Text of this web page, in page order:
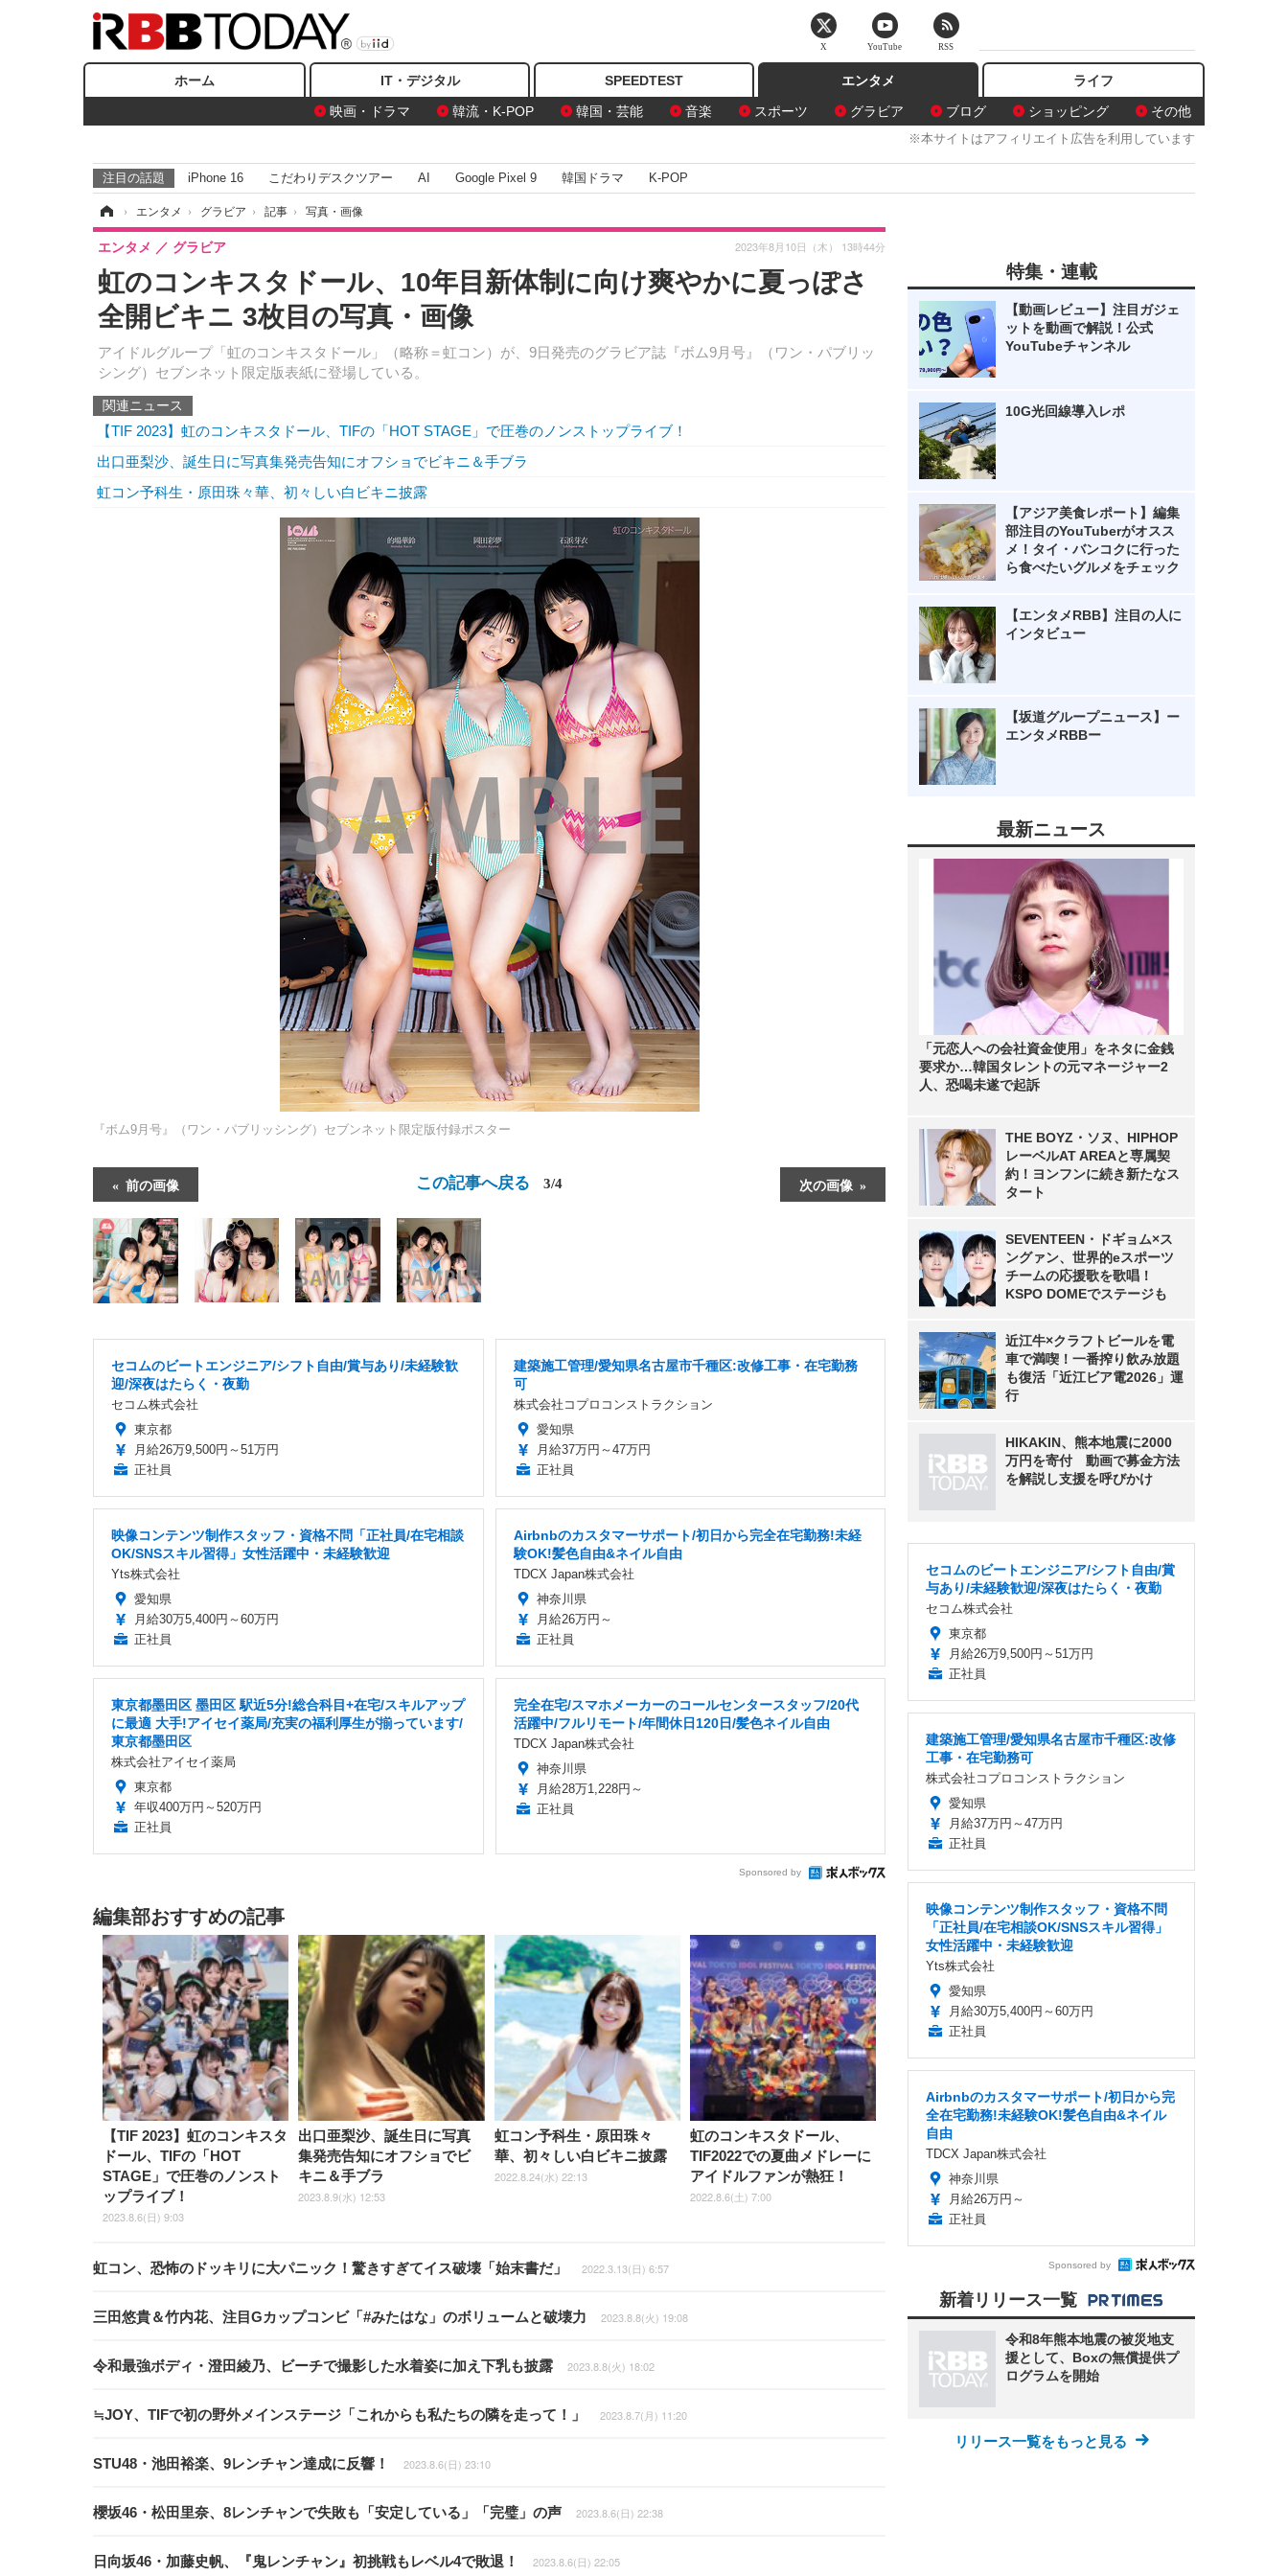
ホーム IT・デジタル SPEEDTEST
エンタメ
映画・ドラマ
韓流・K-POP 韓国・芸能 音楽 スポーツ グラビア ブログ ショッピング その他
ライフ
※本サイトはアフィリエイト広告を利用しています
注目の話題 iPhone 16 こだわりデスクツアー AI Google Pixel 9 韓国ドラマ K-POP
› エンタメ › グラビア › 記事 › 写真・画像
虹のコンキスタドール、10年目新体制に向け爽やかに夏っぽさ
全開ビキニ 3枚目の写真・画像
アイドルグループ「虹のコンキスタドール」（略称＝虹コン）が、9日発売のグラビア誌『ボム9月号』（ワン・パブリッ
シング）セブンネット限定版表紙に登場している。
エンタメ グラビア 2023年8月10日（木） 13時44分
関連ニュース
【TIF 2023】虹のコンキスタドール、TIFの「HOT STAGE」で圧巻のノンストップライブ！
出口亜梨沙、誕生日に写真集発売告知にオフショでビキニ＆手ブラ
虹コン予科生・原田珠々華、初々しい白ビキニ披露
『ボム9月号』（ワン・パブリッシング）セブンネット限定版付録ポスター
前の画像 次の画像
この記事へ戻る 3/4
セコムのビートエンジニア/シフト自由/賞与あり/未経験歓
迎/深夜はたらく・夜勤
セコム株式会社
東京都
月給26万9,500円～51万円
正社員
建築施工管理/愛知県名古屋市千種区:改修工事・在宅勤務
可
株式会社コプロコンストラクション
愛知県
月給37万円～47万円
正社員
映像コンテンツ制作スタッフ・資格不問「正社員/在宅相談
OK/SNSスキル習得」女性活躍中・未経験歓迎
Yts株式会社
愛知県
月給30万5,400円～60万円
正社員
Airbnbのカスタマーサポート/初日から完全在宅勤務!未経
験OK!髪色自由&ネイル自由
TDCX Japan株式会社
神奈川県
月給26万円～
正社員
東京都墨田区 墨田区 駅近5分!総合科目+在宅/スキルアップ
に最適 大手!アイセイ薬局/充実の福利厚生が揃っています/
東京都墨田区
株式会社アイセイ薬局
東京都
年収400万円～520万円
正社員
完全在宅/スマホメーカーのコールセンタースタッフ/20代
活躍中/フルリモート/年間休日120日/髪色ネイル自由
TDCX Japan株式会社
神奈川県
月給28万1,228円～
正社員
Sponsored by
編集部おすすめの記事
【TIF 2023】虹のコンキスタ
ドール、TIFの「HOT
STAGE」で圧巻のノンスト
ップライブ！
2023.8.6(日) 9:03
出口亜梨沙、誕生日に写真
集発売告知にオフショでビ
キニ＆手ブラ
2023.8.9(水) 12:53
虹コン予科生・原田珠々
華、初々しい白ビキニ披露
2022.8.24(水) 22:13
虹のコンキスタドール、
TIF2022での夏曲メドレーに
アイドルファンが熱狂！
2022.8.6(土) 7:00
虹コン、恐怖のドッキリに大パニック！驚きすぎてイス破壊「始末書だ」 2022.3.13(日) 6:57
三田悠貴＆竹内花、注目Gカップコンビ「#みたはな」のボリュームと破壊力 2023.8.8(火) 19:08
令和最強ボディ・澄田綾乃、ビーチで撮影した水着姿に加え下乳も披露 2023.8.8(火) 18:02
≒JOY、TIFで初の野外メインステージ「これからも私たちの隣を走って！」 2023.8.7(月) 11:20
STU48・池田裕楽、9レンチャン達成に反響！ 2023.8.6(日) 23:10
櫻坂46・松田里奈、8レンチャンで失敗も「安定している」「完璧」の声 2023.8.6(日) 22:38
日向坂46・加藤史帆、『鬼レンチャン』初挑戦もレベル4で敗退！ 2023.8.6(日) 22:05
特集・連載
【動画レビュー】注目ガジェ
ットを動画で解説！公式
YouTubeチャンネル
10G光回線導入レポ
【アジア美食レポート】編集
部注目のYouTuberがオスス
メ！タイ・バンコクに行った
ら食べたいグルメをチェック
【エンタメRBB】注目の人に
インタビュー
【坂道グループニュース】ー
エンタメRBBー
最新ニュース
「元恋人への会社資金使用」をネタに金銭
要求か…韓国タレントの元マネージャー2
人、恐喝未遂で起訴
THE BOYZ・ソヌ、HIPHOP
レーベルAT AREAと専属契
約！ヨンフンに続き新たなス
タート
SEVENTEEN・ドギョム×ス
ングァン、世界的eスポーツ
チームの応援歌を歌唱！
KSPO DOMEでステージも
近江牛×クラフトビールを電
車で満喫！一番搾り飲み放題
も復活「近江ビア電2026」運
行
HIKAKIN、熊本地震に2000
万円を寄付 動画で募金方法
を解説し支援を呼びかけ
セコムのビートエンジニア/シフト自由/賞
与あり/未経験歓迎/深夜はたらく・夜勤
セコム株式会社
東京都
月給26万9,500円～51万円
正社員
建築施工管理/愛知県名古屋市千種区:改修
工事・在宅勤務可
株式会社コプロコンストラクション
愛知県
月給37万円～47万円
正社員
映像コンテンツ制作スタッフ・資格不問
「正社員/在宅相談OK/SNSスキル習得」
女性活躍中・未経験歓迎
Yts株式会社
愛知県
月給30万5,400円～60万円
正社員
Airbnbのカスタマーサポート/初日から完
全在宅勤務!未経験OK!髪色自由&ネイル
自由
TDCX Japan株式会社
神奈川県
月給26万円～
正社員
Sponsored by
新着リリース一覧
令和8年熊本地震の被災地支
援として、Boxの無償提供プ
ログラムを開始
リリース一覧をもっと見る
X YouTube RSS